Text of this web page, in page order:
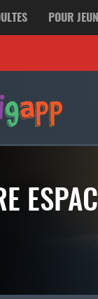
POUR